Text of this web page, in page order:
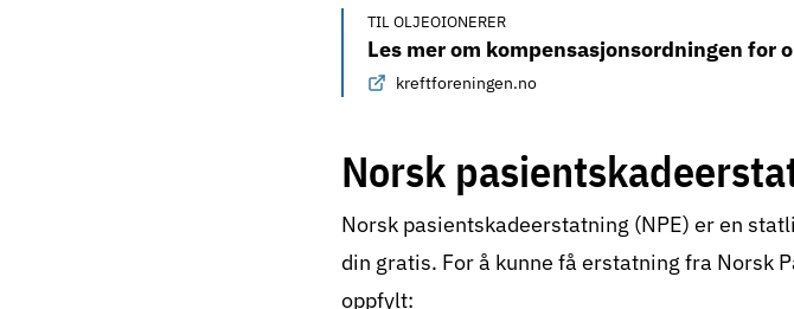
TIL OLJEOIONERER
Les mer om kompensasjonsordningen for
kreftforeningen.no
Norsk
Norsk pasientskadeerstatning (NPE) er en
din gratis. For å kunne få erstatning fra Norsk
oppfylt: